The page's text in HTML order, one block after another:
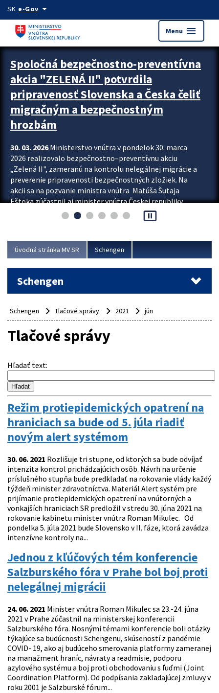
Preskocit na hlavný obsah
SK e-Govarrow_drop_down
Menu menu
Zastavit automatický posun upútavok
Spoločná bezpečnostno-preventívna
akcia "ZELENÁ II" potvrdila
pripravenosť Slovenska a Česka čeliť
migračným a bezpečnostným
hrozbám
30. 03. 2026Ministerstvo vnútra v pondelok 30. marca
2026 realizovalo bezpečnostno–preventívnu akciu
„Zelená II", zameranú na kontrolu nelegálnej migrácie a
preverenie pripravenosti bezpečnostných zložiek. Na
akcii sa na pozvanie ministra vnútra Matúša Šutaja
Eštoka zúčastnil aj minister vnútra Českej republiky
Lubomír Metnar, spolu s ďalšími zahraničnými partnermi.
Cieľom akcie bolo posilniť kontrolné mechanizmy,
demonštrovať pripravenosť Slovenska na možné...
pause_presentation
Úvodná stránka MV SR Schengen
Schengen
Schengen Tlačové správy 2021 jún
Tlačové správy
Hľadať text:
Režim protiepidemických opatrení na
hraniciach sa bude od 5. júla riadiť
novým alert systémom
30. 06. 2021 Rozlišuje tri stupne, od ktorých sa bude odvíjať
intenzita kontrol prichádzajúcich osôb. Návrh na určenie
príslušného stupňa bude predkladať na rokovanie vlády každý
týždeň minister zdravotníctva. Materiál Alert systém pre
prijímanie protiepidemických opatrení na vnútorných a
vonkajších hraniciach SR predložil v stredu 30. júna 2021 na
rokovanie kabinetu minister vnútra Roman Mikulec. Od
pondelka 5. júla 2021 bude Slovensko v II. fáze, ktorá zavádza
intenzívne kontroly na...
Jednou z kľúčových tém konferencie
Salzburského fóra v Prahe bol boj proti
nelegálnej migrácii
24. 06. 2021 Minister vnútra Roman Mikulec sa 23.-24. júna
2021 v Prahe zúčastnil na ministerskej konferencii
Salzburského fóra. Nosnými témami konferencie boli otázky
týkajúce sa budúcnosti Schengenu, skúseností z pandémie
COVID- 19, ako aj budúceho smerovania platformy zameranej
na manažment hraníc, návraty a readmisie, podporu
azylového systému a boj proti obchodovaniu s ľuďmi (Joint
Coordination Platform). Od podpísania zakladajúcej zmluvy v
roku 2001 je Salzburské fórum...